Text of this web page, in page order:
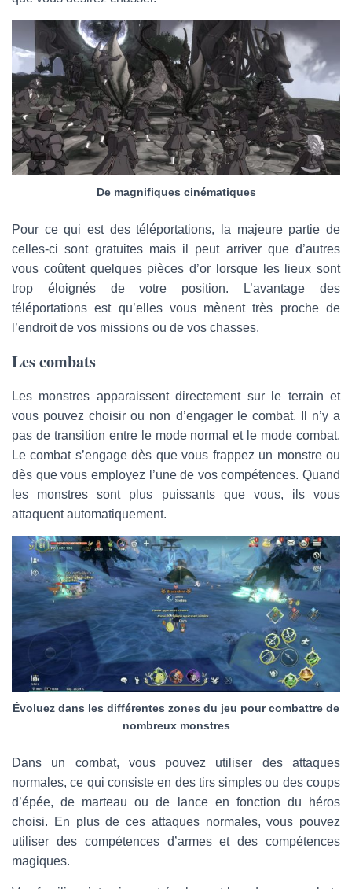
De magnifiques cinématiques
Pour ce qui est des téléportations, la majeure partie de
celles-ci sont gratuites mais il peut arriver que d’autres
vous coûtent quelques pièces d’or lorsque les lieux sont
trop éloignés de votre position. L’avantage des
téléportations est qu’elles vous mènent très proche de
l’endroit de vos missions ou de vos chasses.
Les combats
Les monstres apparaissent directement sur le terrain et
vous pouvez choisir ou non d’engager le combat. Il n’y a
pas de transition entre le mode normal et le mode combat.
Le combat s’engage dès que vous frappez un monstre ou
dès que vous employez l’une de vos compétences. Quand
les monstres sont plus puissants que vous, ils vous
attaquent automatiquement.
Évoluez dans les différentes zones du jeu pour combattre de
nombreux monstres
Dans un combat, vous pouvez utiliser des attaques
normales, ce qui consiste en des tirs simples ou des coups
d’épée, de marteau ou de lance en fonction du héros
choisi. En plus de ces attaques normales, vous pouvez
utiliser des compétences d’armes et des compétences
magiques.